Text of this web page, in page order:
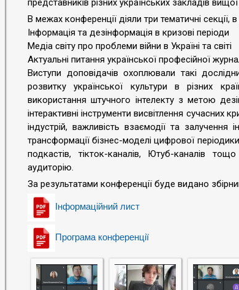
представників різних українських закладів вищої
В межах конференції діяли три тематичні секції,
Інформація та дезінформація в кризові періоди
Медіа світу про проблеми війни в Україні та світі
Актуальні питання української професійної
Виступи доповідачів охоплювали такі
розвитку української культури в різних
використання штучного інтелекту з метою
інтерактивні інструменти висвітлення сучасних
індустрій, важливість взаємодії та залучення
трансформації бізнес-моделі цифрової
подкастів, тікток-каналів, Ютуб-каналів
аудиторію.
За результатами конференції буде видано
Інформаційний лист
Програма конференції